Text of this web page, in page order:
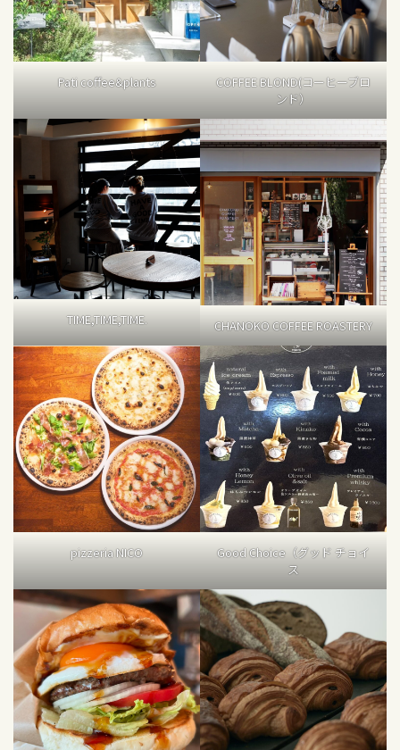
Pati coffee&plants
COFFEE BLOND(コーヒーブロ
ンド）
TIME,TIME,TIME. CHANOKO COFFEE ROASTERY
pizzeria NICO
Good Choice（グッド チョイ
ス